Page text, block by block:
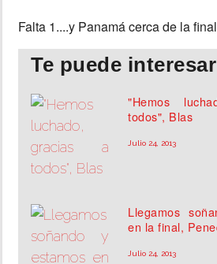
DEPORTES
MUNDO
INSÓLITAS
MULTIMEDIA
IMPRESO
Falta 1....y Panamá cerca de la
Te puede interesar
"Hemos
todos", Blas
Julio 24, 2013
Llegamos
en la final,
Julio 24, 2013